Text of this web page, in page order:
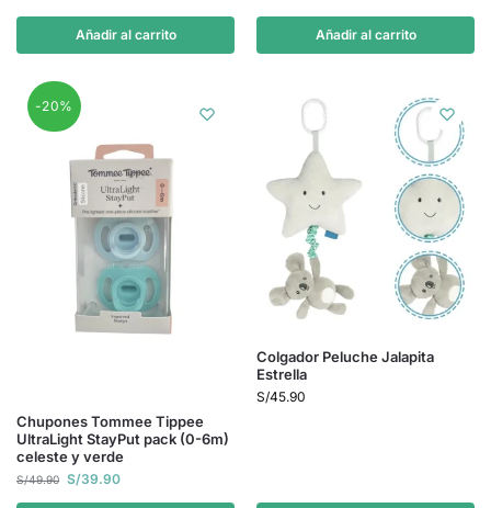
Añadir al carrito Añadir al carrito
-20%
Chupones Tommee Tippee
UltraLight StayPut pack (0-6m)
celeste y verde
S/49.90 S/39.90
Colgador Peluche Jalapita
Estrella
S/45.90